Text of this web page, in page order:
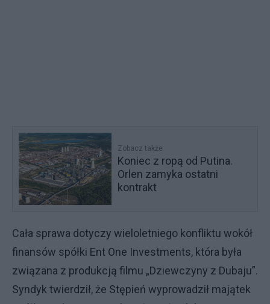
Zobacz także
Koniec z ropą od Putina.
Orlen zamyka ostatni
kontrakt
Cała sprawa dotyczy wieloletniego konfliktu wokół
finansów spółki Ent One Investments, która była
związana z produkcją filmu „Dziewczyny z Dubaju”.
Syndyk twierdził, że Stępień wyprowadził majątek